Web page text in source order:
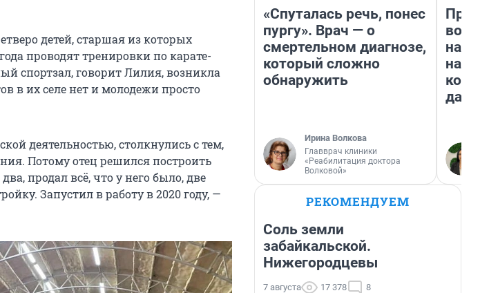
детей, старшая из которых
проводят тренировки по карате-
спортзал, говорит Лилия, возникла
в их селе нет и молодежи просто
деятельностью, столкнулись с тем,
Потому отец решился построить
продал всё, что у него было, две
Запустил в работу в 2020 году, —
«Спуталась речь, понес
пургу». Врач — о
смертельном диагнозе,
который сложно
обнаружить
Ирина Волкова
Главврач клиники
«Реабилитация доктора
Волковой»
нам
даже
РЕКОМЕНДУЕМ
Соль земли
забайкальской.
Нижегородцевы
7 августа 17 378 8